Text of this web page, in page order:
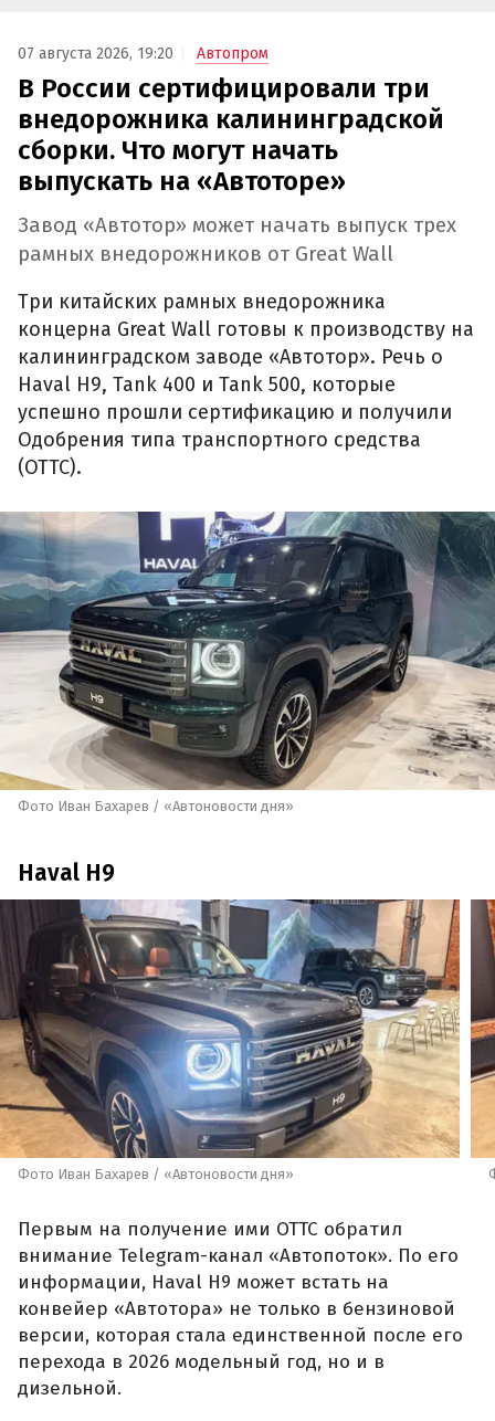
07 августа 2026, 19:20 Автопром
В России сертифицировали три
внедорожника калининградской
сборки. Что могут начать
выпускать на «Автоторе»
Завод «Автотор» может начать выпуск трех
рамных внедорожников от Great Wall
Три китайских рамных внедорожника
концерна Great Wall готовы к производству на
калининградском заводе «Автотор». Речь о
Haval H9, Tank 400 и Tank 500, которые
успешно прошли сертификацию и получили
Одобрения типа транспортного средства
(ОТТС).
Фото Иван Бахарев / «Автоновости дня»
Haval H9
Фото Иван Бахарев / «Автоновости дня»
Первым на получение ими ОТТС обратил
внимание Telegram-канал «Автопоток». По его
информации, Haval H9 может встать на
конвейер «Автотора» не только в бензиновой
версии, которая стала единственной после его
перехода в 2026 модельный год, но и в
дизельной.